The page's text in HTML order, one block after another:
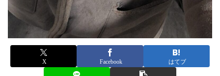
X Facebook はてブ